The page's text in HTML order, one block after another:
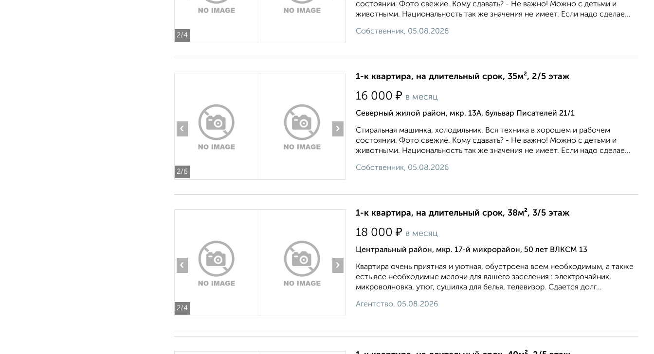
2/4
состоянии. Фото свежие. Кому сдавать? - Не важно! Можно с детьми и
животными. Национальность так же значения не имеет. Если надо сделае...
Собственник, 05.08.2026
2/6
‹ ›
1-к квартира, на длительный срок, 35м², 2/5 этаж
16 000 ₽ в месяц
Северный жилой район, мкр. 13А, бульвар Писателей 21/1
Стиральная машинка, холодильник. Вся техника в хорошем и рабочем
состоянии. Фото свежие. Кому сдавать? - Не важно! Можно с детьми и
животными. Национальность так же значения не имеет. Если надо сделае...
Собственник, 05.08.2026
2/4
‹ ›
1-к квартира, на длительный срок, 38м², 3/5 этаж
18 000 ₽ в месяц
Центральный район, мкр. 17-й микрорайон, 50 лет ВЛКСМ 13
Квартира очень приятная и уютная, обустроена всем необходимым, а также
есть все необходимые мелочи для вашего заселения : электрочайник,
микроволновка, утюг, сушилка для белья, телевизор. Сдается долг...
Агентство, 05.08.2026